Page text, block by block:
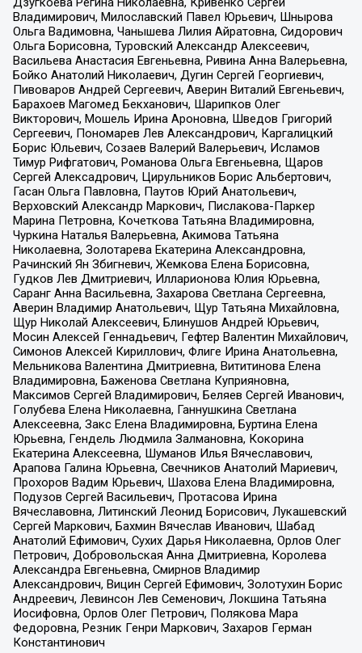
Владимирович, Милославский Павел Юрьевич, Шнырова
Ольга Вадимовна, Чанышева Лилия Айратовна, Сидорович
Ольга Борисовна, Туровский Александр Алексеевич,
Васильева Анастасия Евгеньевна, Ривина Анна Валерьевна,
Бойко Анатолий Николаевич, Дугин Сергей Георгиевич,
Пивоваров Андрей Сергеевич, Аверин Виталий Евгеньевич,
Барахоев Магомед Бекханович, Шарипков Олег
Викторович, Мошель Ирина Ароновна, Шведов Григорий
Сергеевич, Пономарев Лев Александрович, Каргалицкий
Борис Юльевич, Созаев Валерий Валерьевич, Исламов
Тимур Рифгатович, Романова Ольга Евгеньевна, Щаров
Сергей Алексадрович, Цирульников Борис Альбертович,
Гасан Ольга Павловна, Паутов Юрий Анатольевич,
Верховский Александр Маркович, Пислакова-Паркер
Марина Петровна, Кочеткова Татьяна Владимировна,
Чуркина Наталья Валерьевна, Акимова Татьяна
Николаевна, Золотарева Екатерина Александровна,
Рачинский Ян Збигневич, Жемкова Елена Борисовна,
Гудков Лев Дмитриевич, Илларионова Юлия Юрьевна,
Саранг Анна Васильевна, Захарова Светлана Сергеевна,
Аверин Владимир Анатольевич, Щур Татьяна Михайловна,
Щур Николай Алексеевич, Блинушов Андрей Юрьевич,
Мосин Алексей Геннадьевич, Гефтер Валентин Михайлович,
Симонов Алексей Кириллович, Флиге Ирина Анатольевна,
Мельникова Валентина Дмитриевна, Вититинова Елена
Владимировна, Баженова Светлана Куприяновна,
Максимов Сергей Владимирович, Беляев Сергей Иванович,
Голубева Елена Николаевна, Ганнушкина Светлана
Алексеевна, Закс Елена Владимировна, Буртина Елена
Юрьевна, Гендель Людмила Залмановна, Кокорина
Екатерина Алексеевна, Шуманов Илья Вячеславович,
Арапова Галина Юрьевна, Свечников Анатолий Мариевич,
Прохоров Вадим Юрьевич, Шахова Елена Владимировна,
Подузов Сергей Васильевич, Протасова Ирина
Вячеславовна, Литинский Леонид Борисович, Лукашевский
Сергей Маркович, Бахмин Вячеслав Иванович, Шабад
Анатолий Ефимович, Сухих Дарья Николаевна, Орлов Олег
Петрович, Добровольская Анна Дмитриевна, Королева
Александра Евгеньевна, Смирнов Владимир
Александрович, Вицин Сергей Ефимович, Золотухин Борис
Андреевич, Левинсон Лев Семенович, Локшина Татьяна
Иосифовна, Орлов Олег Петрович, Полякова Мара
Федоровна, Резник Генри Маркович, Захаров Герман
Константинович